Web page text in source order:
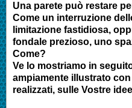
Una parete può restare
Come un interruzione
limitazione fastidiosa,
fondale prezioso, uno
Come?
Ve lo mostriamo in
ampiamente illustrato
realizzati, sulle Vostre